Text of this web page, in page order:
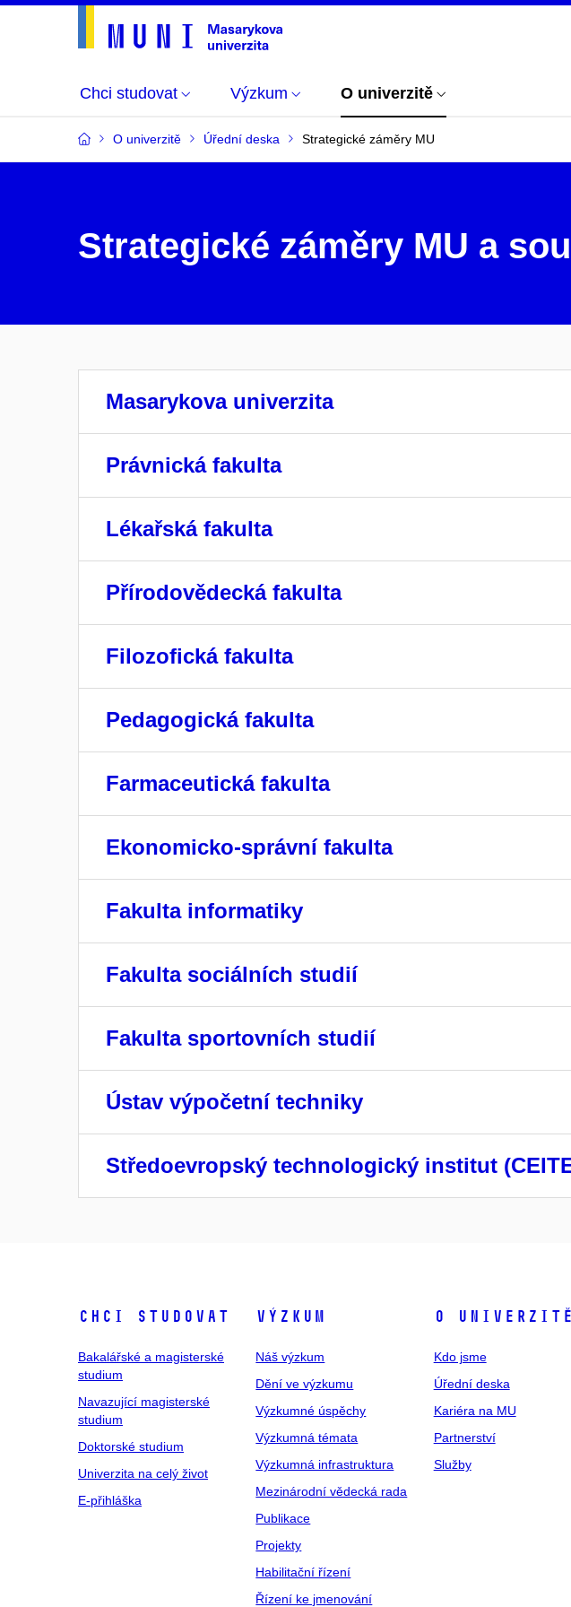
Chci studovat Výzkum O univerzitě
O univerzitě Úřední deska Strategické záměry MU
Strategické záměry MU a
Masarykova univerzita
Právnická fakulta
Lékařská fakulta
Přírodovědecká fakulta
Filozofická fakulta
Pedagogická fakulta
Farmaceutická fakulta
Ekonomicko-správní fakulta
Fakulta informatiky
Fakulta sociálních studií
Fakulta sportovních studií
Ústav výpočetní techniky
Středoevropský technologický institut
Chci studovat
Bakalářské a magisterské
studium
Navazující magisterské
studium
Doktorské studium
Univerzita na celý život
E-přihláška
Výzkum
Náš výzkum
Dění ve výzkumu
Výzkumné úspěchy
Výzkumná témata
Výzkumná infrastruktura
Mezinárodní vědecká rada
Publikace
Projekty
Habilitační řízení
Řízení ke jmenování
O univerzitě
Kdo jsme
Úřední deska
Kariéra na MU
Partnerství
Služby